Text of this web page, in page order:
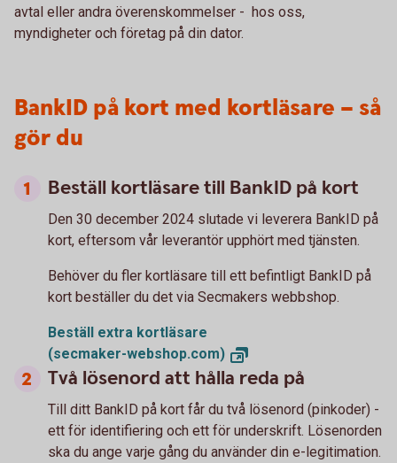
avtal eller andra överenskommelser - hos oss,
myndigheter och företag på din dator.
BankID på kort med kortläsare – så
gör du
Beställ kortläsare till BankID på kort
Den 30 december 2024 slutade vi leverera BankID på
kort, eftersom vår leverantör upphört med tjänsten.
Behöver du fler kortläsare till ett befintligt BankID på
kort beställer du det via Secmakers webbshop.
Beställ extra kortläsare
(secmaker-webshop.com)
Två lösenord att hålla reda på
Till ditt BankID på kort får du två lösenord (pinkoder) -
ett för identifiering och ett för underskrift. Lösenorden
ska du ange varje gång du använder din e-legitimation.